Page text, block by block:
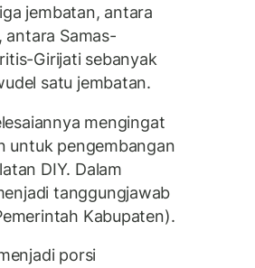
jembatan, antara
antara Samas-
Girijati sebanyak
satu jembatan.
mengingat
untuk pengembangan
DIY. Dalam
tanggungjawab
Kabupaten).
porsi